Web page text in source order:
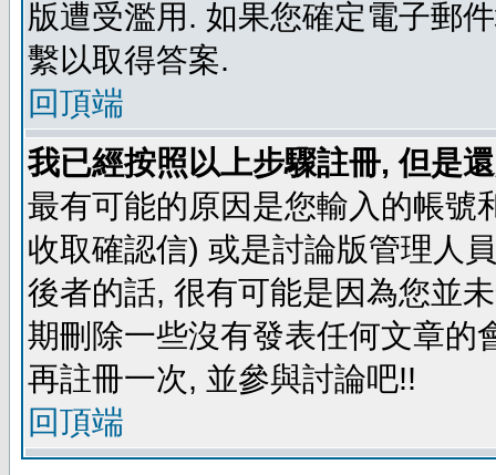
版遭受濫用. 如果您確定電子郵
繫以取得答案.
回頂端
我已經按照以上步驟註冊, 但是
最有可能的原因是您輸入的帳號
收取確認信) 或是討論版管理人
後者的話, 很有可能是因為您並
期刪除一些沒有發表任何文章的
再註冊一次, 並參與討論吧!!
回頂端